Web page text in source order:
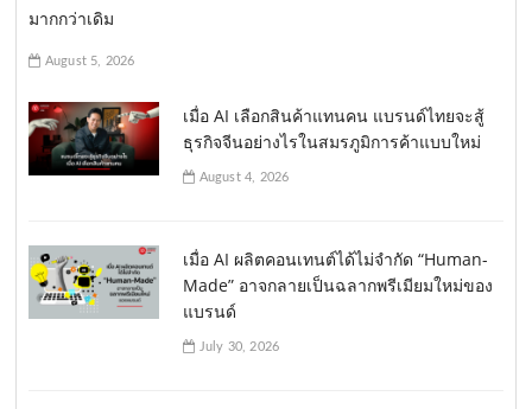
มากกว่าเดิม
August 5, 2026
เมื่อ AI เลือกสินค้าแทนคน แบรนด์ไทยจะสู้
ธุรกิจจีนอย่างไรในสมรภูมิการค้าแบบใหม่
August 4, 2026
เมื่อ AI ผลิตคอนเทนต์ได้ไม่จำกัด “Human-
Made” อาจกลายเป็นฉลากพรีเมียมใหม่ของ
แบรนด์
July 30, 2026